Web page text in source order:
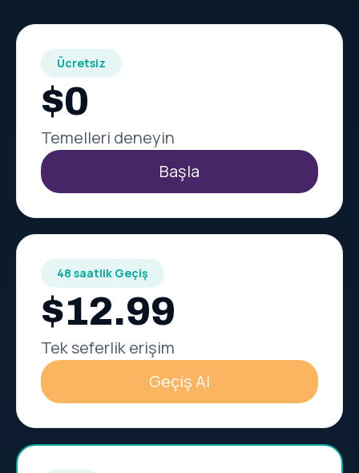
Ücretsiz
$0
Temelleri deneyin
Başla
48 saatlik Geçiş
$12.99
Tek seferlik erişim
Geçiş Al